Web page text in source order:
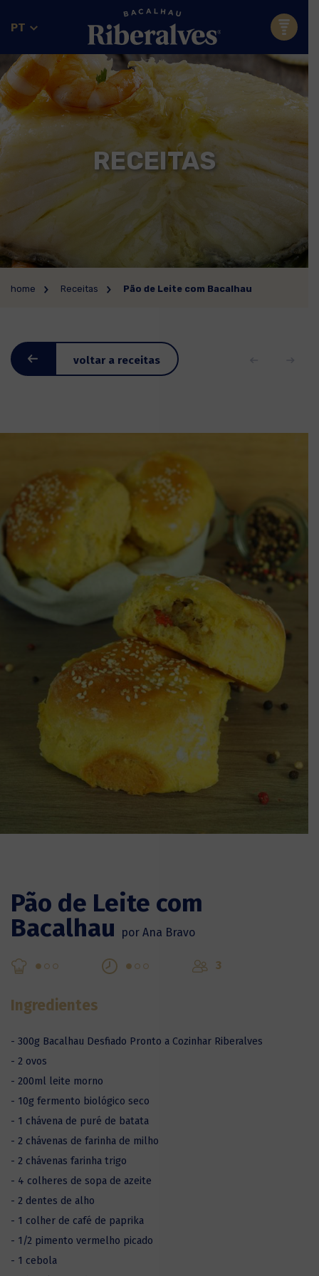
PT
RECEITAS
home Receitas Pão de Leite com Bacalhau
voltar a receitas
Pão de Leite com
Bacalhau
por Ana Bravo
3
Ingredientes
- 300g Bacalhau Desfiado Pronto a Cozinhar Riberalves
- 2 ovos
- 200ml leite morno
- 10g fermento biológico seco
- 1 chávena de puré de batata
- 2 chávenas de farinha de milho
- 2 chávenas farinha trigo
- 4 colheres de sopa de azeite
- 2 dentes de alho
- 1 colher de café de paprika
- 1/2 pimento vermelho picado
- 1 cebola